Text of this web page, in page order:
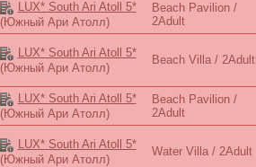
LUX* South Ari Atoll 5*
(Южный Ари Атолл)
Beach Pavilion /
2Adult
LUX* South Ari Atoll 5*
(Южный Ари Атолл)
Beach Villa / 2Adult
LUX* South Ari Atoll 5*
(Южный Ари Атолл)
Beach Pavilion /
2Adult
LUX* South Ari Atoll 5*
(Южный Ари Атолл)
Water Villa / 2Adult